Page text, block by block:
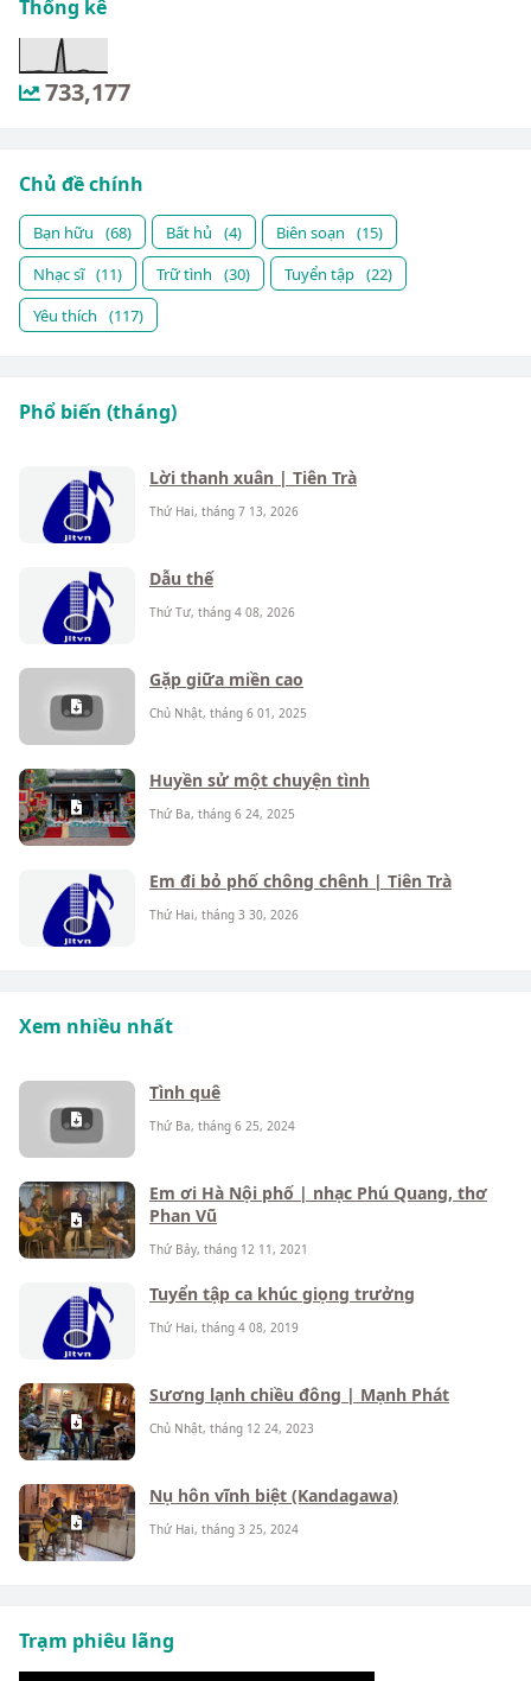
Thống kê
733,177
Chủ đề chính
Bạn hữu (68) Bất hủ (4) Biên soạn
(15)
Nhạc sĩ (11) Trữ tình (30) Tuyển tập (22)
Yêu thích
(117)
Phổ biến (tháng)
Lời thanh xuân | Tiên Trà
Thứ Hai, tháng 7 13, 2026
Dẫu thế
Thứ Tư, tháng 4 08, 2026
Gặp giữa miền cao
Chủ Nhật, tháng 6 01, 2025
Huyền sử một chuyện tình
Thứ Ba, tháng 6 24, 2025
Em đi bỏ phố chông chênh | Tiên Trà
Thứ Hai, tháng 3 30, 2026
Xem nhiều nhất
Tình quê
Thứ Ba, tháng 6 25, 2024
Em ơi Hà Nội phố | nhạc Phú Quang, thơ
Phan Vũ
Thứ Bảy, tháng 12 11, 2021
Tuyển tập ca khúc giọng trưởng
Thứ Hai, tháng 4 08, 2019
Sương lạnh chiều đông | Mạnh Phát
Chủ Nhật, tháng 12 24, 2023
Nụ hôn vĩnh biệt (Kandagawa)
Thứ Hai, tháng 3 25, 2024
Trạm phiêu lãng